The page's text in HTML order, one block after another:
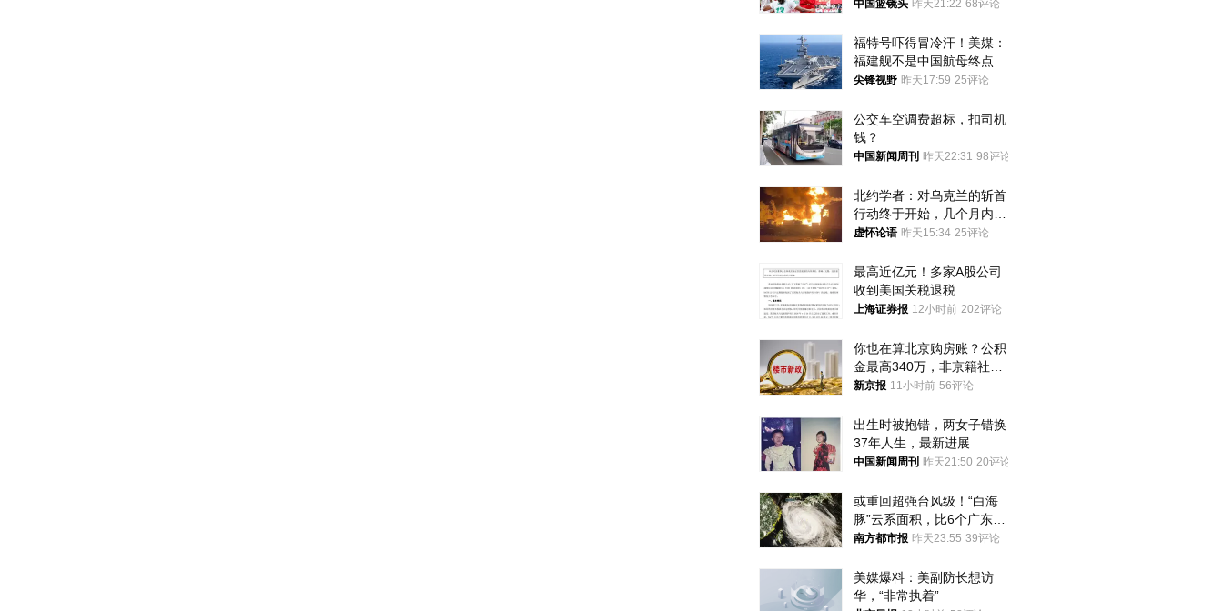
中国篮镜头 昨天21:22 68评论
福特号吓得冒冷汗！美媒：
福建舰不是中国航母终点，
而是新起点！
尖锋视野 昨天17:59 25评论
公交车空调费超标，扣司机
钱？
中国新闻周刊 昨天22:31 98评论
北约学者：对乌克兰的斩首
行动终于开始，几个月内乌
将投降
虚怀论语 昨天15:34 25评论
最高近亿元！多家A股公司
收到美国关税退税
上海证券报 12小时前 202评论
你也在算北京购房账？公积
金最高340万，非京籍社保
1年
新京报 11小时前 56评论
出生时被抱错，两女子错换
37年人生，最新进展
中国新闻周刊 昨天21:50 20评论
或重回超强台风级！“白海
豚”云系面积，比6个广东还
大！深圳官方：注意这件事
南方都市报 昨天23:55 39评论
美媒爆料：美副防长想访
华，“非常执着”